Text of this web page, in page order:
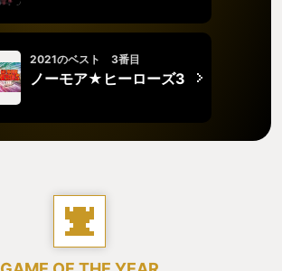
2021のベスト 3番目
ノーモア★ヒーローズ3